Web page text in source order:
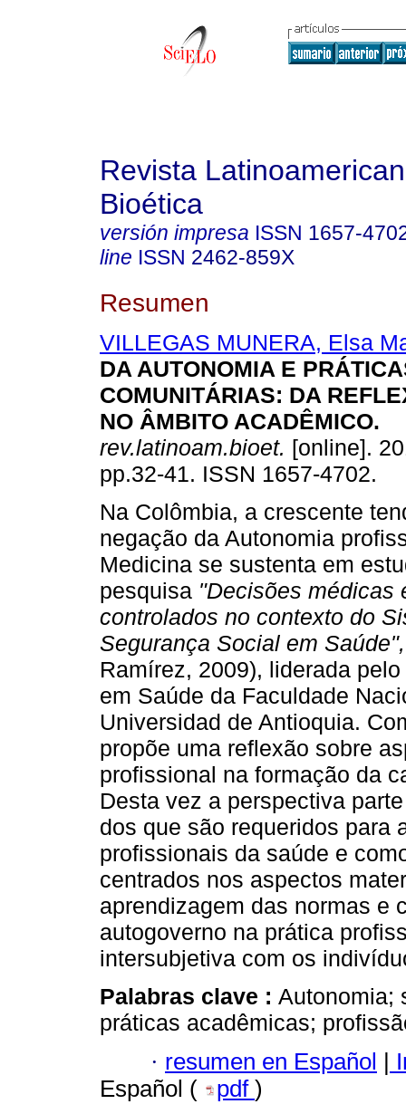
Revista
Bioética
versión impresa ISSN 1657-
line ISSN 2462-859X
Resumen
VILLEGAS MUNERA, Elsa
DA AUTONOMIA E
COMUNITÁRIAS: DA
NO ÂMBITO ACADÊMICO.
rev.latinoam.bioet. [online].
pp.32-41. ISSN 1657-4702.
Na Colômbia, a crescente
negação da Autonomia
Medicina se sustenta em
pesquisa "Decisões médicas
controlados no contexto do
Segurança Social em
Ramírez, 2009), liderada
em Saúde da Faculdade
Universidad de Antioquia.
propõe uma reflexão sobre
profissional na formação da
Desta vez a perspectiva
dos que são requeridos para
profissionais da saúde e
centrados nos aspectos
aprendizagem das normas e
autogoverno na prática
intersubjetiva com os
Palabras clave : Autonomia;
práticas acadêmicas;
· resumen en Español |
Español (
pdf )